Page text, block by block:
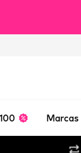
Marcas